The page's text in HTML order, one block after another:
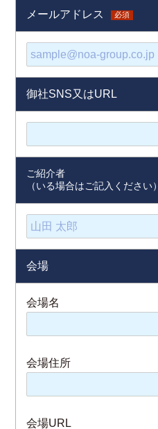
メールアドレス 必須
御社SNS又はURL
ご紹介者
（いる場合はご記入ください）
会場
会場名
会場住所
会場URL